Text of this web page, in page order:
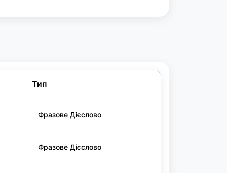
Тип
Фразове Дієслово
Фразове Дієслово